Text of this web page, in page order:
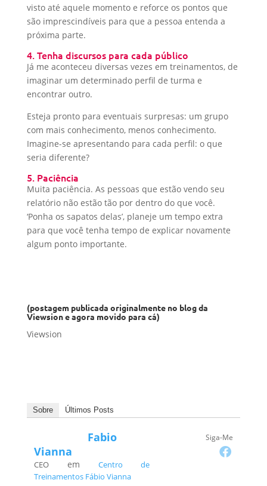
visto até aquele momento e reforce os pontos que
são imprescindíveis para que a pessoa entenda a
próxima parte.
4. Tenha discursos para cada público
Já me aconteceu diversas vezes em treinamentos, de
imaginar um determinado perfil de turma e
encontrar outro.
Esteja pronto para eventuais surpresas: um grupo
com mais conhecimento, menos conhecimento.
Imagine-se apresentando para cada perfil: o que
seria diferente?
5. Paciência
Muita paciência. As pessoas que estão vendo seu
relatório não estão tão por dentro do que você.
‘Ponha os sapatos delas’, planeje um tempo extra
para que você tenha tempo de explicar novamente
algum ponto importante.
(postagem publicada originalmente no blog da
Viewsion e agora movido para cá)
Viewsion
Sobre Últimos Posts
Siga-Me
Fabio
Vianna
CEOemCentro de
Treinamentos Fábio Vianna